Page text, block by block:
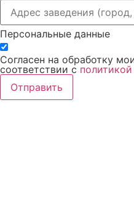
Персональные данные
Согласен на обработку
соответствии с
Отправить